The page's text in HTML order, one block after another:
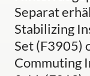
Separat
Stabilizing
Set (F3905)
Commuting